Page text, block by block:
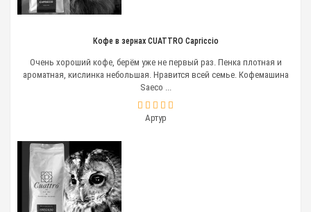
Организация кофе-брейка
Кофе в зернах CUATTRO Capriccio
Очень хороший кофе, берём уже не первый раз. Пенка плотная и
ароматная, кислинка небольшая. Нравится всей семье. Кофемашина
Saeco ...
Артур